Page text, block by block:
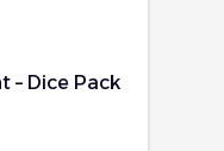
– Dice Pack